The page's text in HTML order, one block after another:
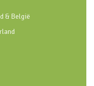
& België